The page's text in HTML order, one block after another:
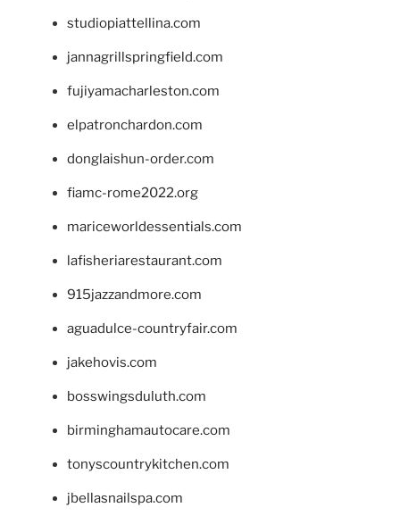
studiopiattellina.com
jannagrillspringfield.com
fujiyamacharleston.com
elpatronchardon.com
donglaishun-order.com
fiamc-rome2022.org
mariceworldessentials.com
lafisheriarestaurant.com
915jazzandmore.com
aguadulce-countryfair.com
jakehovis.com
bosswingsduluth.com
birminghamautocare.com
tonyscountrykitchen.com
jbellasnailspa.com